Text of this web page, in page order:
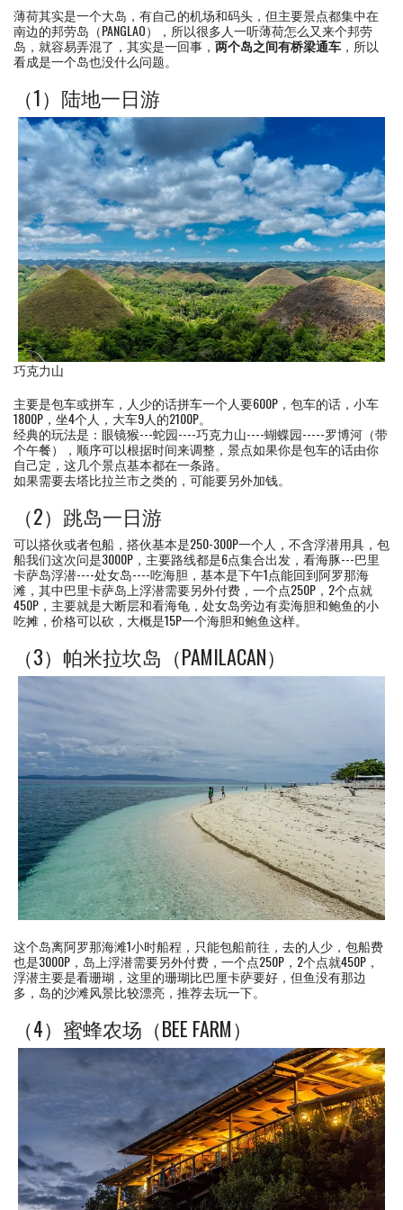
薄荷其实是一个大岛，有自己的机场和码头，但主要景点都集中在
南边的邦劳岛（PANGLAO），所以很多人一听薄荷怎么又来个邦劳
岛，就容易弄混了，其实是一回事， 两个岛之间有桥梁通车 ，所以
看成是一个岛也没什么问题。
（1）陆地一日游
巧克力山
主要是包车或拼车，人少的话拼车一个人要600P，包车的话，小车
1800P，坐4个人，大车9人的2100P。
经典的玩法是：眼镜猴---蛇园----巧克力山----蝴蝶园-----罗博河（带
个午餐），顺序可以根据时间来调整，景点如果你是包车的话由你
自己定，这几个景点基本都在一条路。
如果需要去塔比拉兰市之类的，可能要另外加钱。
（2）跳岛一日游
可以搭伙或者包船，搭伙基本是250-300P一个人，不含浮潜用具，包
船我们这次问是3000P，主要路线都是6点集合出发，看海豚---巴里
卡萨岛浮潜----处女岛----吃海胆，基本是下午1点能回到阿罗那海
滩，其中巴里卡萨岛上浮潜需要另外付费，一个点250P，2个点就
450P，主要就是大断层和看海龟，处女岛旁边有卖海胆和鲍鱼的小
吃摊，价格可以砍，大概是15P一个海胆和鲍鱼这样。
（3）帕米拉坎岛（PAMILACAN）
这个岛离阿罗那海滩1小时船程，只能包船前往，去的人少，包船费
也是3000P，岛上浮潜需要另外付费，一个点250P，2个点就450P，
浮潜主要是看珊瑚，这里的珊瑚比巴厘卡萨要好，但鱼没有那边
多，岛的沙滩风景比较漂亮，推荐去玩一下。
（4）蜜蜂农场（BEE FARM）